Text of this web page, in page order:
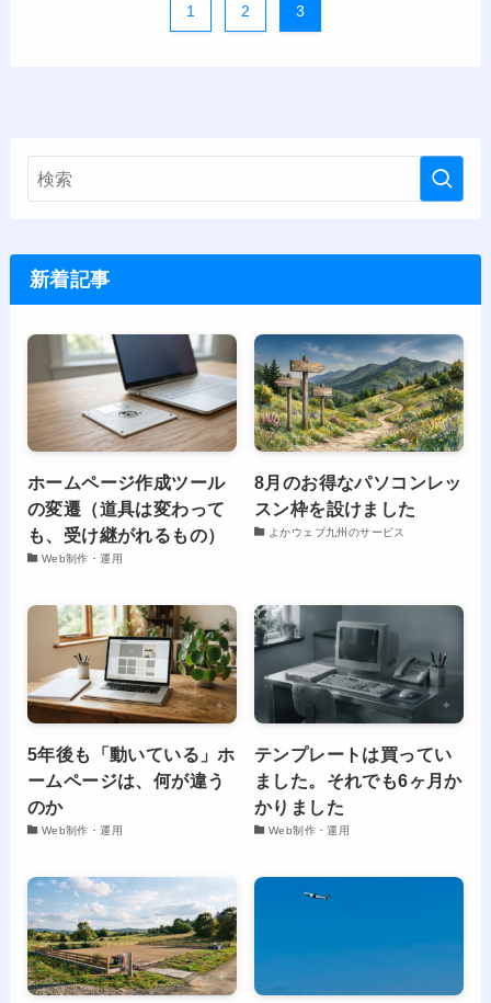
1 2 3
新着記事
ホームページ作成ツール
の変遷（道具は変わって
も、受け継がれるもの）
Web制作・運用
8月のお得なパソコンレッ
スン枠を設けました
よかウェブ九州のサービス
5年後も「動いている」ホ
ームページは、何が違う
のか
Web制作・運用
テンプレートは買ってい
ました。それでも6ヶ月か
かりました
Web制作・運用